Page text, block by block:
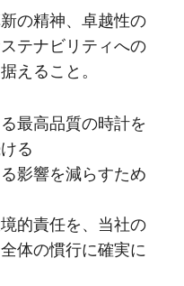
の精神、卓越性の
テナビリティへの
えること。
最高品質の時計を
る
影響を減らすため
的責任を、当社の
体の慣行に確実に